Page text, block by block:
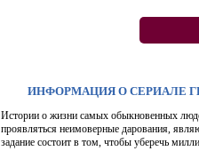
ИНФОРМАЦИЯ О СЕРИАЛЕ
Истории о жизни самых обыкновенных
проявляться неимоверные дарования,
задание состоит в том, чтобы уберечь